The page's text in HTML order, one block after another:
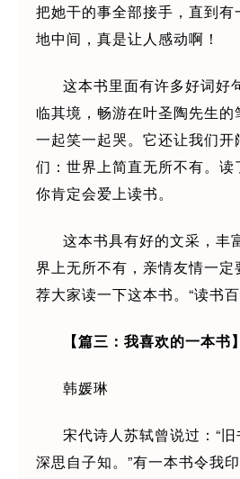
把她干的事全部接手，直到有
地中间，真是让人感动啊！
这本书里面有许多好词好
临其境，畅游在叶圣陶先生
一起笑一起哭。它还让我们
们：世界上简直无所不有。
你肯定会爱上读书。
这本书具有好的文采，丰
界上无所不有，亲情友情一
荐大家读一下这本书。“读书百
【篇三：我喜欢的一本书】
韩媛琳
宋代诗人苏轼曾说过：“
深思自子知。”有一本书令我